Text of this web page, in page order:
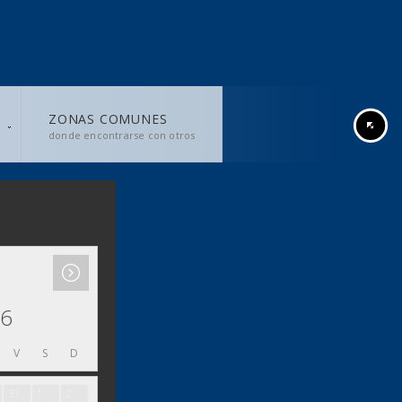
ZONAS COMUNES
donde encontrarse con otros
V S D